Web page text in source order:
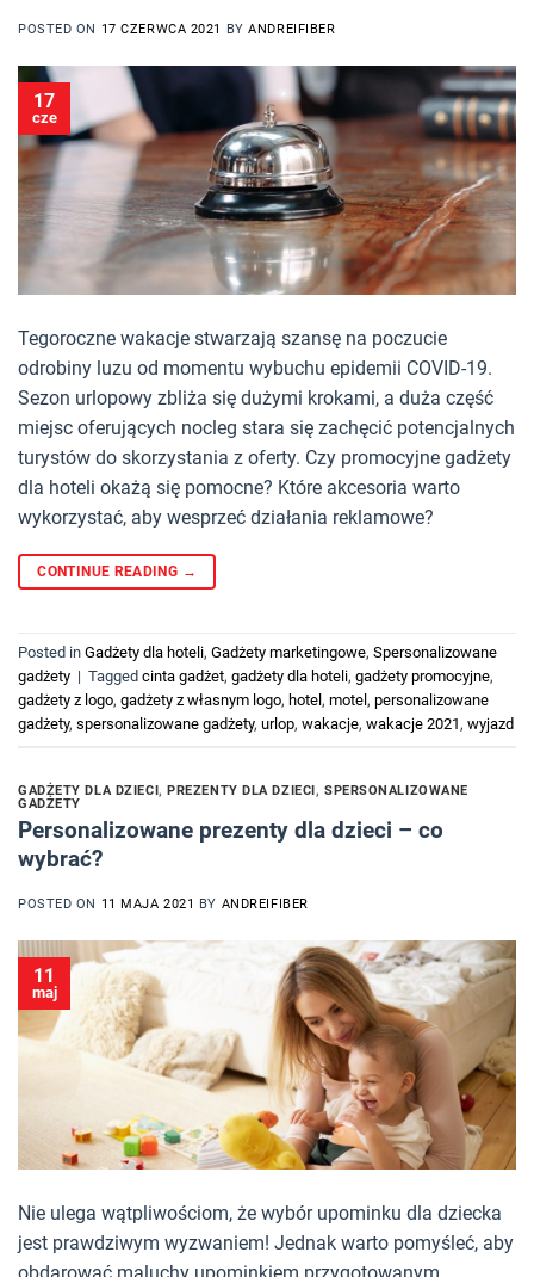
POSTED ON 17 CZERWCA 2021 BYANDREIFIBER
17
cze
Tegoroczne wakacje stwarzają szansę na poczucie
odrobiny luzu od momentu wybuchu epidemii COVID-19.
Sezon urlopowy zbliża się dużymi krokami, a duża część
miejsc oferujących nocleg stara się zachęcić potencjalnych
turystów do skorzystania z oferty. Czy promocyjne gadżety
dla hoteli okażą się pomocne? Które akcesoria warto
wykorzystać, aby wesprzeć działania reklamowe?
CONTINUE READING →
Posted in Gadżety dla hoteli, Gadżety marketingowe, Spersonalizowane
gadżety | Tagged cinta gadżet, gadżety dla hoteli, gadżety promocyjne,
gadżety z logo, gadżety z własnym logo, hotel , motel , personalizowane
gadżety, spersonalizowane gadżety, urlop, wakacje, wakacje 2021 , wyjazd
GADŻETY DLA DZIECI,PREZENTY DLA DZIECI, SPERSONALIZOWANE
GADŻETY
Personalizowane prezenty dla dzieci – co
wybrać?
POSTED ON 11 MAJA 2021 BY ANDREIFIBER
11
maj
Nie ulega wątpliwościom, że wybór upominku dla dziecka
jest prawdziwym wyzwaniem! Jednak warto pomyśleć, aby
obdarować maluchy upominkiem przygotowanym